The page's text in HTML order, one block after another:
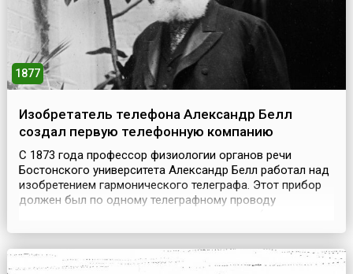
1877
Изобретатель телефона Александр Белл
создал первую телефонную компанию
С 1873 года профессор физиологии органов речи
Бостонского университета Александр Белл работал над
изобретением гармонического телеграфа. Этот прибор
должен был по одному телеграфному проводу
в октаве). Использовалось при этом семь пар гибких
на свою частоту. Во время опытов 2 июня 1875 года ...